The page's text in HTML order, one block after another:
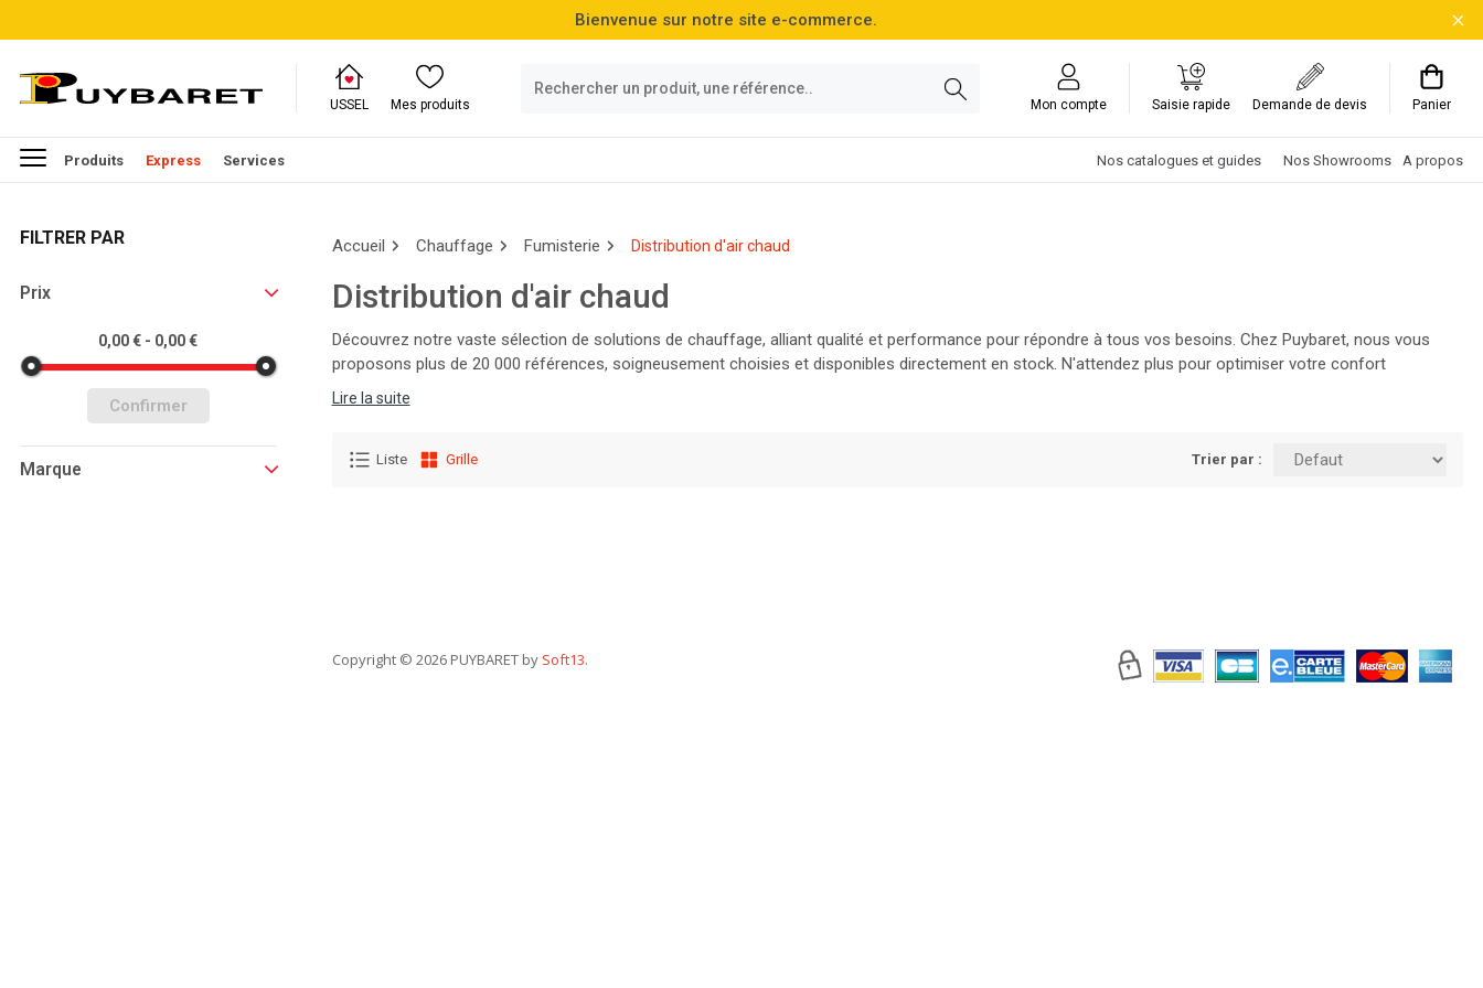
Bienvenue sur notre site e-commerce.
USSEL Mes produits Mon compte Saisie rapide Demande de devis Panier
Produits Express Services Nos catalogues et guides Nos Showrooms A propos
FILTRER PAR
Prix
0,00 € - 0,00 €
Confirmer
Marque
Accueil Chauffage Fumisterie Distribution d'air chaud
Distribution d'air chaud
Découvrez notre vaste sélection de solutions de chauffage, alliant qualité et performance pour répondre à tous vos besoins. Chez Puybaret, nous vous
proposons plus de 20 000 références, soigneusement choisies et disponibles directement en stock. N'attendez plus pour optimiser votre confort
thermique, parcourez notre gamme et faites le choix de l'excellence dès aujourd'hui !
Lire la suite
Liste Grille Trier par :
Copyright© 2026 PUYBARET by Soft13.